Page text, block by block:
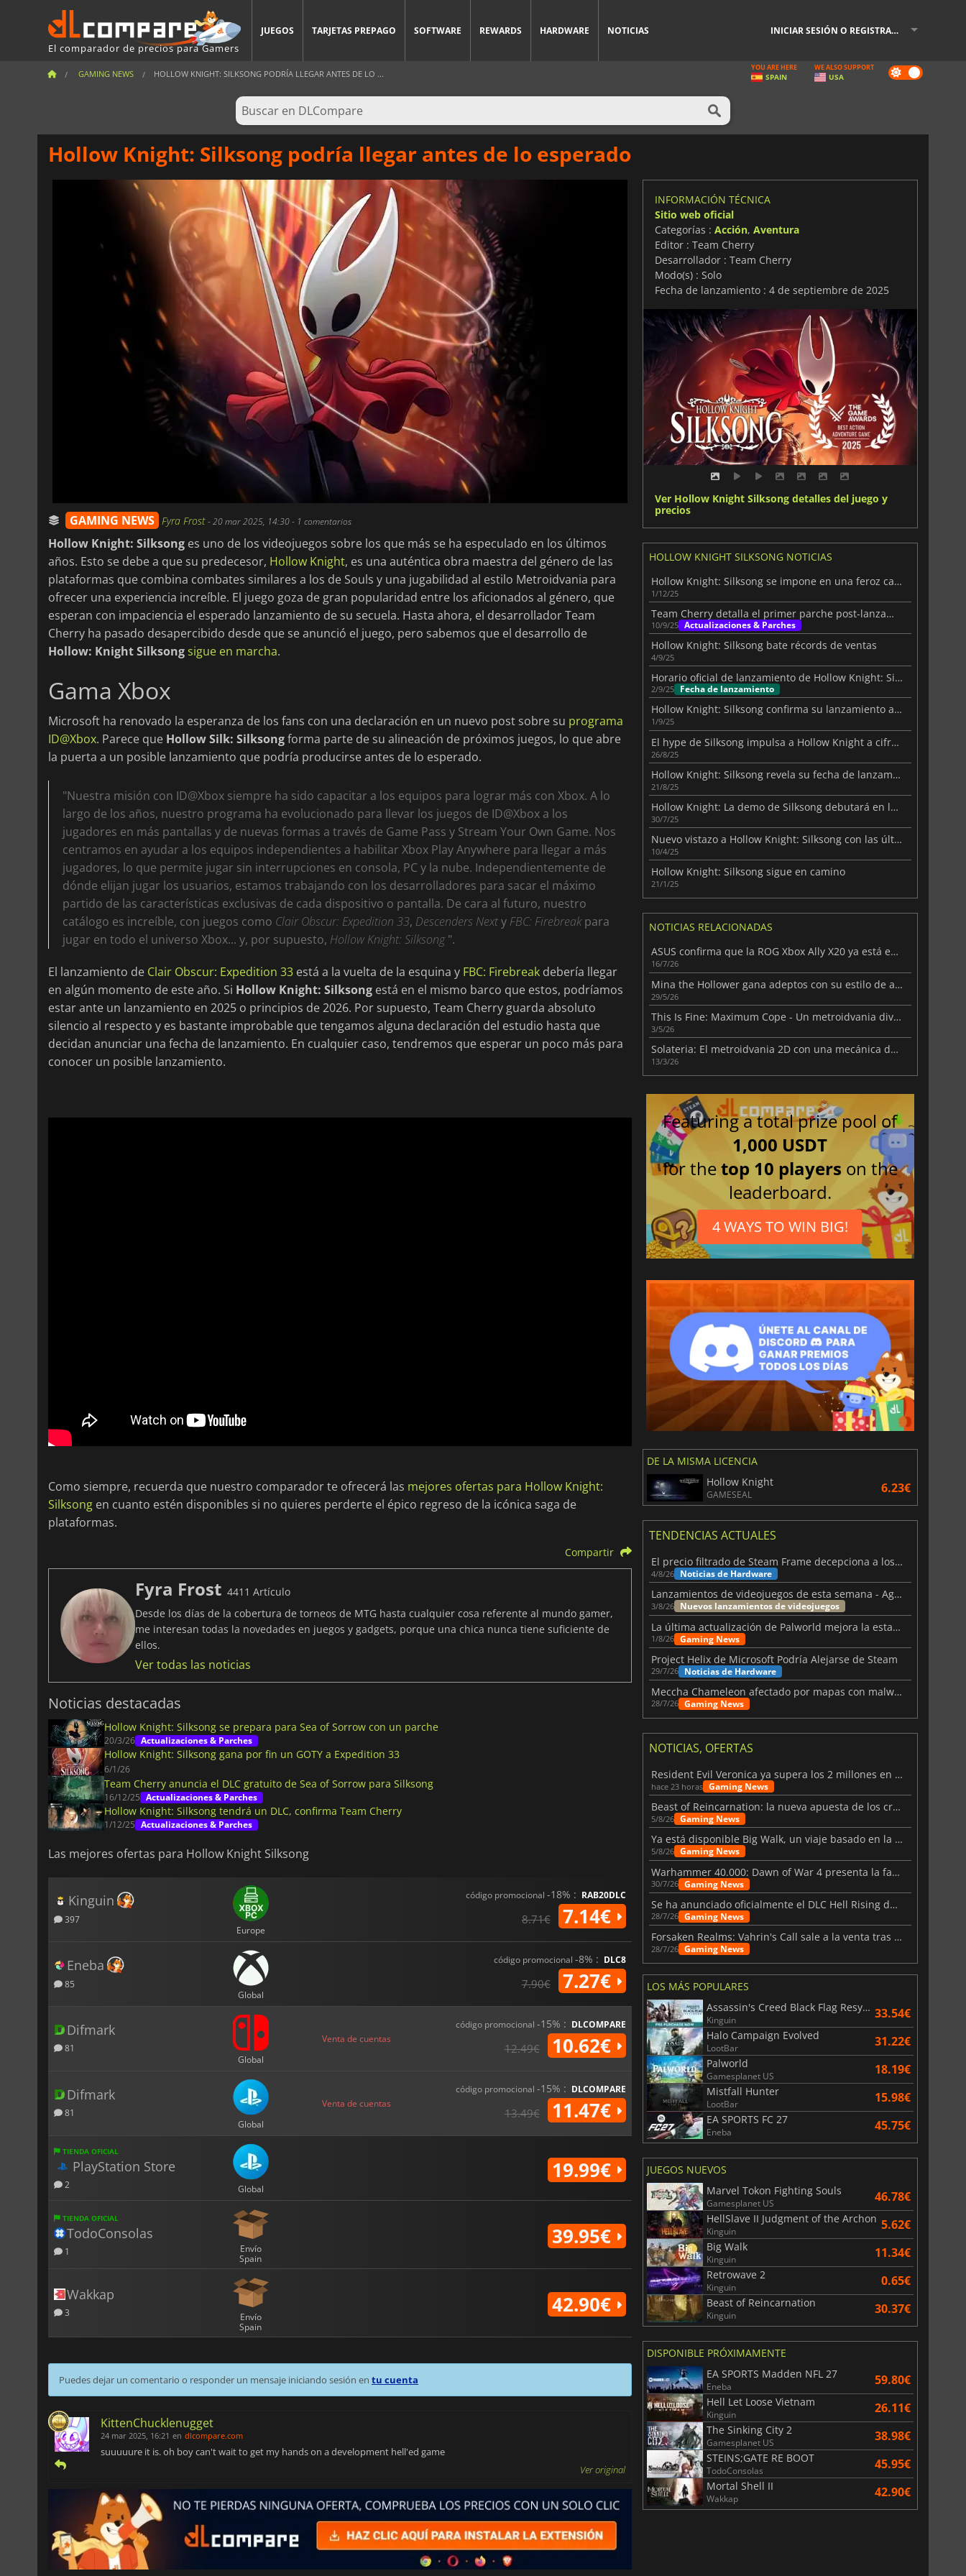
El comparador de precios para Gamers
JUEGOS TARJETAS PREPAGO SOFTWARE REWARDS HARDWARE NOTICIAS INICIAR SESIÓN O REGISTRARSE
GAMING NEWS HOLLOW KNIGHT: SILKSONG PODRÍA LLEGAR ANTES DE LO ... Dark
mode
YOU ARE HERE
SPAIN
WE ALSO SUPPORT
USA
Hollow Knight: Silksong podría llegar antes de lo esperado
GAMING NEWS Fyra Frost-20 mar 2025, 14:30- 1 comentarios
Hollow Knight: Silksong es uno de los videojuegos sobre los que más se ha especulado en los últimos
años. Esto se debe a que su predecesor, Hollow Knight, es una auténtica obra maestra del género de las
plataformas que combina combates similares a los de Souls y una jugabilidad al estilo Metroidvania para
ofrecer una experiencia increíble. El juego goza de gran popularidad entre los aficionados al género, que
esperan con impaciencia el esperado lanzamiento de su secuela. Hasta ahora, el desarrollador Team
Cherry ha pasado desapercibido desde que se anunció el juego, pero sabemos que el desarrollo de
Hollow: Knight Silksongsigue en marcha.
Gama Xbox
Microsoft ha renovado la esperanza de los fans con una declaración en un nuevo post sobre su programa
ID@Xbox. Parece que Hollow Silk: Silksongforma parte de su alineación de próximos juegos, lo que abre
la puerta a un posible lanzamiento que podría producirse antes de lo esperado.
"Nuestra misión con ID@Xbox siempre ha sido capacitar a los equipos para lograr más con Xbox. A lo
largo de los años, nuestro programa ha evolucionado para llevar los juegos de ID@Xbox a los
jugadores en más pantallas y de nuevas formas a través de Game Pass y Stream Your Own Game. Nos
centramos en ayudar a los equipos independientes a habilitar Xbox Play Anywhere para llegar a más
jugadores, lo que permite jugar sin interrupciones en consola, PC y la nube. Independientemente de
dónde elijan jugar los usuarios, estamos trabajando con los desarrolladores para sacar el máximo
partido de las características exclusivas de cada dispositivo o pantalla. De cara al futuro, nuestro
catálogo es increíble, con juegos como Clair Obscur: Expedition 33, Descenders Nexty FBC: Firebreakpara
jugar en todo el universo Xbox... y, por supuesto, Hollow Knight: Silksong".
El lanzamiento de Clair Obscur: Expedition 33 está a la vuelta de la esquina y FBC: Firebreak debería llegar
en algún momento de este año. Si Hollow Knight: Silksong está en el mismo barco que estos, podríamos
estar ante un lanzamiento en 2025 o principios de 2026. Por supuesto, Team Cherry guarda absoluto
silencio al respecto y es bastante improbable que tengamos alguna declaración del estudio hasta que
decidan anunciar una fecha de lanzamiento. En cualquier caso, tendremos que esperar un poco más para
conocer un posible lanzamiento.
Como siempre, recuerda que nuestro comparador te ofrecerá las mejores ofertas para Hollow Knight:
Silksong en cuanto estén disponibles si no quieres perderte el épico regreso de la icónica saga de
plataformas.
Compartir
Fyra Frost 4411 Artículo
Desde los días de la cobertura de torneos de MTG hasta cualquier cosa referente al mundo gamer,
me interesan todas la novedades en juegos y gadgets, porque una chica nunca tiene suficiente de
ellos.
Ver todas las noticias
Noticias destacadas
Hollow Knight: Silksong se prepara para Sea of Sorrow con un parche
20/3/26 Actualizaciones & Parches
Hollow Knight: Silksong gana por fin un GOTY a Expedition 33
6/1/26
Team Cherry anuncia el DLC gratuito de Sea of Sorrow para Silksong
16/12/25 Actualizaciones & Parches
Hollow Knight: Silksong tendrá un DLC, confirma Team Cherry
1/12/25 Actualizaciones & Parches
Las mejores ofertas para Hollow Knight Silksong
Kinguin
397
Europe
código promocional -18% : RAB20DLC
8.71€ 7.14€
Eneba
85
Global
código promocional -8% : DLC8
7.90€ 7.27€
Difmark
81
Global
Venta de cuentas
código promocional -15% : DLCOMPARE
12.49€ 10.62€
Difmark
81
Global
Venta de cuentas
código promocional -15% : DLCOMPARE
13.49€ 11.47€
TIENDA OFICIAL
PlayStation Store
2 Global
19.99€
TIENDA OFICIAL
TodoConsolas
1
Envío
Spain
39.95€
Wakkap
3
Envío
Spain
42.90€
Puedes dejar un comentario o responder un mensaje iniciando sesión en tu cuenta
KittenChucklenugget
24 mar 2025, 16:21 en dlcompare.com
suuuuure it is. oh boy can't wait to get my hands on a development hell'ed game
Ver original
INFORMACIÓN TÉCNICA
Sitio web oficial
Categorías : Acción, Aventura
Editor : Team Cherry
Desarrollador : Team Cherry
Modo(s) : Solo
Fecha de lanzamiento : 4 de septiembre de 2025
Ver Hollow Knight Silksong detalles del juego y
precios
HOLLOW KNIGHT SILKSONG NOTICIAS
Hollow Knight: Silksong se impone en una feroz carrera de TGA
1/12/25
Team Cherry detalla el primer parche post-lanzamiento de Silksong
10/9/25 Actualizaciones & Parches
Hollow Knight: Silksong bate récords de ventas
4/9/25
Horario oficial de lanzamiento de Hollow Knight: Silksong
2/9/25 Fecha de lanzamiento
Hollow Knight: Silksong confirma su lanzamiento a bajo precio
1/9/25
El hype de Silksong impulsa a Hollow Knight a cifras récord
26/8/25
Hollow Knight: Silksong revela su fecha de lanzamiento con un tráiler
21/8/25
Hollow Knight: La demo de Silksong debutará en la Gamescom 2025
30/7/25
Nuevo vistazo a Hollow Knight: Silksong con las últimas capturas de pantalla
10/4/25
Hollow Knight: Silksong sigue en camino
21/1/25
NOTICIAS RELACIONADAS
ASUS confirma que la ROG Xbox Ally X20 ya está en camino
16/7/26
Mina the Hollower gana adeptos con su estilo de acción retro
29/5/26
This Is Fine: Maximum Cope - Un metroidvania divertidísimo
3/5/26
Solateria: El metroidvania 2D con una mecánica de parry asombrosa
13/3/26
Featuring a total prize pool of
1,000 USDT
for thetop 10 players on the
leaderboard.
4 WAYS TO WIN BIG!
DE LA MISMA LICENCIA
Hollow Knight
GAMESEAL 6.23€
TENDENCIAS ACTUALES
El precio filtrado de Steam Frame decepciona a los usuarios
4/8/26 Noticias de Hardware
Lanzamientos de videojuegos de esta semana - Agosto de 2026 (semana 32)
3/8/26 Nuevos lanzamientos de videojuegos
La última actualización de Palworld mejora la estabilidad
1/8/26 Gaming News
Project Helix de Microsoft Podría Alejarse de Steam
29/7/26 Noticias de Hardware
Meccha Chameleon afectado por mapas con malware y Discord
28/7/26 Gaming News
NOTICIAS, OFERTAS
Resident Evil Veronica ya supera los 2 millones en listas de deseados
hace 23 horas Gaming News
Beast of Reincarnation: la nueva apuesta de los creadores de Pokémon
5/8/26 Gaming News
Ya está disponible Big Walk, un viaje basado en la amistad
5/8/26 Gaming News
Warhammer 40.000: Dawn of War 4 presenta la facción de los Necrones
30/7/26 Gaming News
Se ha anunciado oficialmente el DLC Hell Rising de Nioh 3
28/7/26 Gaming News
Forsaken Realms: Vahrin's Call sale a la venta tras una década
28/7/26 Gaming News
LOS MÁS POPULARES
Assassin's Creed Black Flag Resynced
Kinguin 33.54€
Halo Campaign Evolved
LootBar 31.22€
Palworld
Gamesplanet US 18.19€
Mistfall Hunter
LootBar 15.98€
EA SPORTS FC 27
Eneba 45.75€
JUEGOS NUEVOS
Marvel Tokon Fighting Souls
Gamesplanet US 46.78€
HellSlave II Judgment of the Archon
Kinguin 5.62€
Big Walk
Kinguin 11.34€
Retrowave 2
Kinguin 0.65€
Beast of Reincarnation
Kinguin 30.37€
DISPONIBLE PRÓXIMAMENTE
EA SPORTS Madden NFL 27
Eneba 59.80€
Hell Let Loose Vietnam
Kinguin 26.11€
The Sinking City 2
Gamesplanet US 38.98€
STEINS;GATE RE BOOT
TodoConsolas 45.95€
Mortal Shell II
Wakkap 42.90€